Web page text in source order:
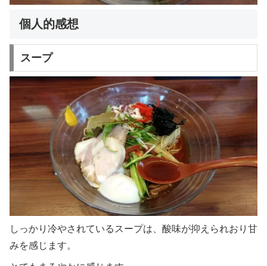
個人的感想
スープ
しっかり冷やされているスープは、酸味が抑えられおり甘
みを感じます。